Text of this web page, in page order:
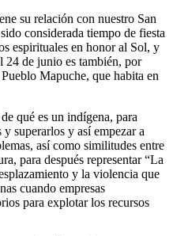
su relación con nuestro San
considerada tiempo de fiesta
espirituales en honor al Sol, y
24 de junio es también, por
Mapuche, que habita en
qué es un indígena, para
superarlos y así empezar a
así como similitudes entre
para después representar “La
y la violencia que
cuando empresas
para explotar los recursos